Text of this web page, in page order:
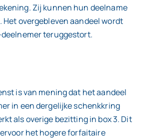
Zij kunnen hun deelname
Het overgebleven aandeel wordt
teruggestort.
is van mening dat het aandeel
in een dergelijke schenkkring
als overige bezitting in box 3. Dit
het hogere forfaitaire